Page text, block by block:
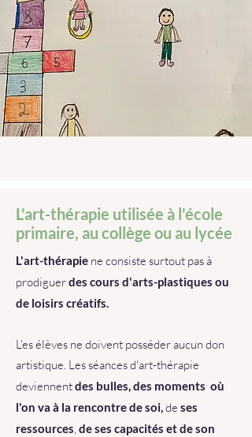
L'art-thérapie utilisée à l'école
primaire, au collège ou au lycée
L'art-thérapie ne consiste surtout pas à
prodiguerdes cours d'arts-plastiques ou
de loisirs créatifs.
L'es élèves ne doivent posséder aucun don
artistique. Les séances d'art-thérapie
deviennentdes bulles, des moments où
l'on va à la rencontre de soi,de ses
ressources, de ses capacités et de son